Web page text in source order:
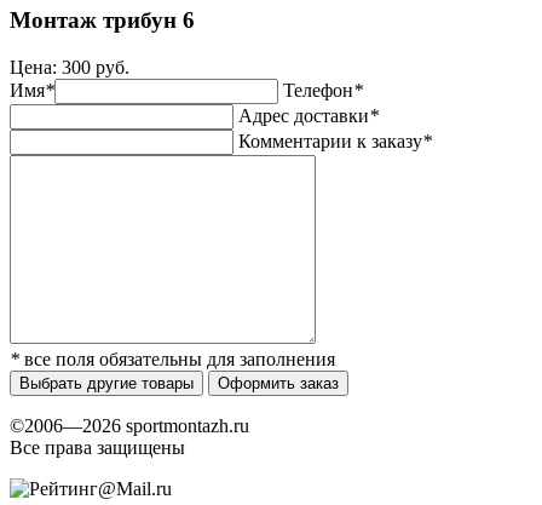
Монтаж трибун 6
Цена: 300 руб.
Имя* Телефон*
Адрес доставки*
Комментарии к заказу*
* все поля обязательны для заполнения
Выбрать другие товары Оформить заказ
©2006—2026 sportmontazh.ru
Все права защищены